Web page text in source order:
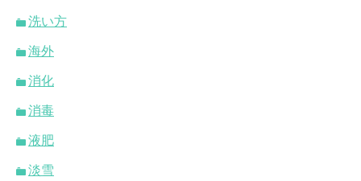
洗い方
海外
消化
消毒
液肥
淡雪